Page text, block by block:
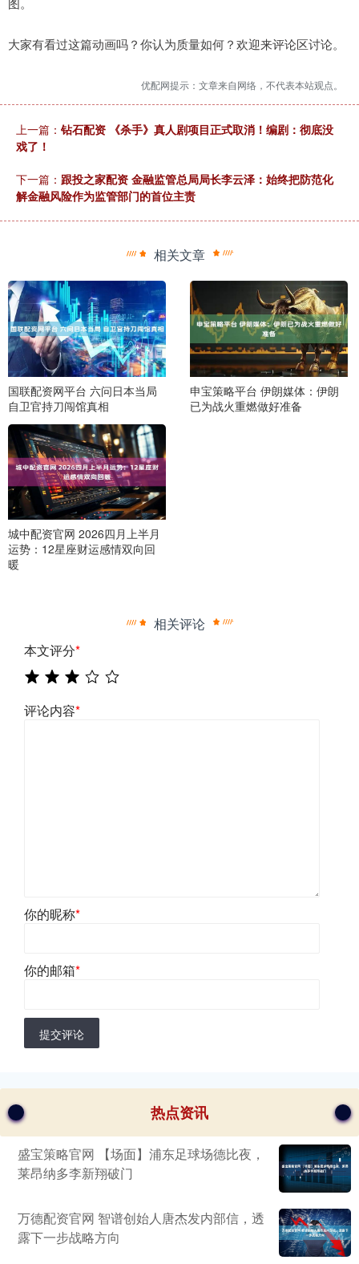
大家有看过这篇动画吗？你认为质量如何？欢迎来评论区讨论。
优配网提示：文章来自网络，不代表本站观点。
上一篇： 钻石配资 《杀手》真人剧项目正式取消！编剧：彻底没
戏了！
下一篇： 跟投之家配资 金融监管总局局长李云泽：始终把防范化
解金融风险作为监管部门的首位主责
相关文章
国联配资网平台 六问日本当局
自卫官持刀闯馆真相
申宝策略平台 伊朗媒体：伊朗
已为战火重燃做好准备
城中配资官网 2026四月上半月
运势：12星座财运感情双向回
暖
相关评论
本文评分*
评论内容*
你的昵称*
你的邮箱*
提交评论
热点资讯
盛宝策略官网 【场面】浦东足球场德比夜，
莱昂纳多李新翔破门
万德配资官网 智谱创始人唐杰发内部信，透
露下一步战略方向